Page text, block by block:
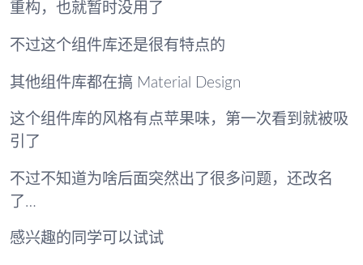
重构，也就暂时没用了
不过这个组件库还是很有特点的
其他组件库都在搞 Material Design
这个组件库的风格有点苹果味，第一次看到就被吸
引了
不过不知道为啥后面突然出了很多问题，还改名
了…
感兴趣的同学可以试试